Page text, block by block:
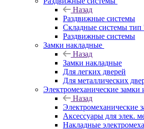
Назад
Раздвижные системы
Складные системы
Раздвижные системы
Замки накладные
Назад
Замки накладные
Для легких дверей
Для металлических
Электромеханические замки
Назад
Электромеханические
Аксессуары для элек.
Накладные